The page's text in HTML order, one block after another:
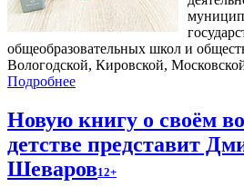
общеобразовательных школ и
Вологодской, Кировской,
Подробнее
Новую книгу о своём
детстве представит
Шеваров12+